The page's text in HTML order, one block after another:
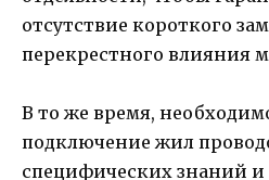
отсутствие короткого
перекрестного влияния
В то же время,
подключение жил
специфических знаний и